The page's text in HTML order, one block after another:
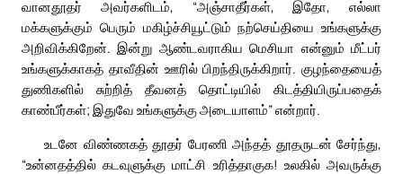
வானதூதர் அவர்களிடம், “அஞ்சாதீர்கள், இதோ, எல்லா
மக்களுக்கும் பெரும் மகிழ்ச்சியூட்டும் நற்செய்தியை உங்களுக்கு
அறிவிக்கிறேன். இன்று ஆண்டவராகிய மெசியா என்னும் மீட்பர்
உங்களுக்காகத் தாவீதின் ஊரில் பிறந்திருக்கிறார். குழந்தையைத்
துணிகளில் சுற்றித் தீவனத் தொட்டியில் கிடத்தியிருப்பதைக்
காண்பீர்கள்; இதுவே உங்களுக்கு அடையாளம்” என்றார்.
உடனே விண்ணகத் தூதர் பேரணி அந்தத் தூதருடன் சேர்ந்து,
“உன்னதத்தில் கடவுளுக்கு மாட்சி உரித்தாகுக! உலகில் அவருக்கு